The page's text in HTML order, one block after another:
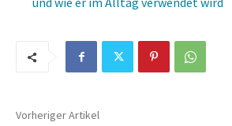
Vorheriger Artikel